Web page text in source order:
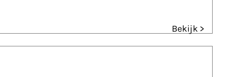
Bekijk >